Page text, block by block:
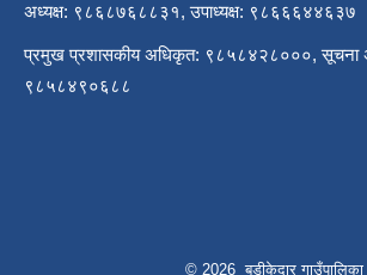
अध्यक्ष: ९८६८७६८८३१, उपाध्यक्ष: ९८६६६४४६३७
प्रमुख प्रशासकीय अधिकृत: ९८५८४२८०००, सूचना
९८५८४९०६८८
© 2026 बडीकेदार गाउँपालिका